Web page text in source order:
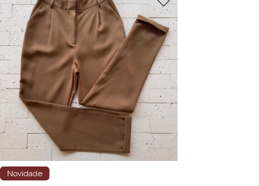
Novidade